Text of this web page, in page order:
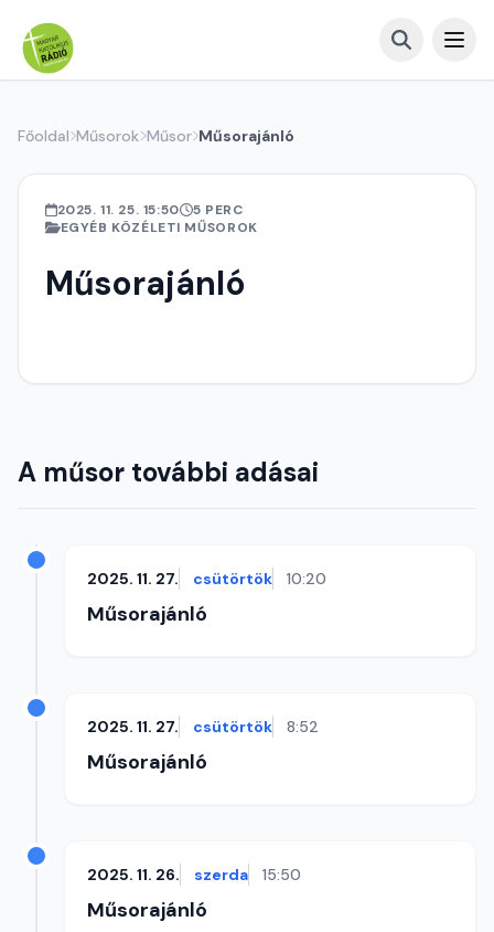
Főoldal Műsorok Műsor Műsorajánló
2025. 11. 25. 15:50
5 PERC
EGYÉB KÖZÉLETI MŰSOROK
Műsorajánló
A műsor további adásai
2025. 11. 27. csütörtök 10:20
Műsorajánló
2025. 11. 27. csütörtök 8:52
Műsorajánló
2025. 11. 26. szerda 15:50
Műsorajánló